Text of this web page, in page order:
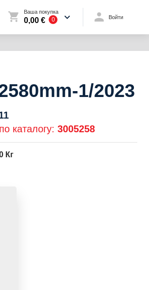
Ваша покупка
0,00 € 0 Войти
1/2023
каталогу: 3005258
Кг